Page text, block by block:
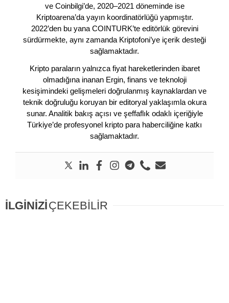
ve Coinbilgi’de, 2020–2021 döneminde ise
Kriptoarena’da yayın koordinatörlüğü yapmıştır.
2022’den bu yana COINTURK’te editörlük görevini
sürdürmekte, aynı zamanda Kriptofoni’ye içerik desteği
sağlamaktadır.
Kripto paraların yalnızca fiyat hareketlerinden ibaret
olmadığına inanan Ergin, finans ve teknoloji
kesişimindeki gelişmeleri doğrulanmış kaynaklardan ve
teknik doğruluğu koruyan bir editoryal yaklaşımla okura
sunar. Analitik bakış açısı ve şeffaflık odaklı içeriğiyle
Türkiye’de profesyonel kripto para haberciliğine katkı
sağlamaktadır.
İLGİNİZİÇEKEBİLİR